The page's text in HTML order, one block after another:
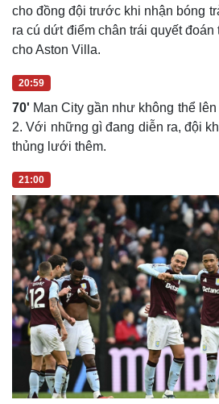
cho đồng đội trước khi nhận bóng
ra cú dứt điểm chân trái quyết
cho Aston Villa.
20:59
70' Man City gần như không thể
2. Với những gì đang diễn ra, đội
thủng lưới thêm.
21:00